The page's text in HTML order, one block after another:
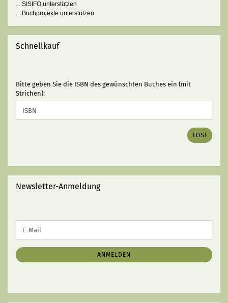
... SISIFO unterstützen
... Buchprojekte unterstützen
Schnellkauf
BITTE
GEBEN
SIE
DIE
ISBN
(MIT
STRICHEN):
Bitte geben Sie die ISBN des gewünschten Buches ein (mit
Strichen):
LOS!
Newsletter-Anmeldung
ZUR
ANMELDUNG
E-
Mail
ANMELDEN